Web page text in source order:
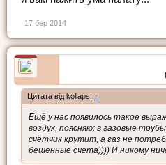
17 бер 2014
Цитата від kollaps: ↑
Ещё у нас появилось такое
воздух, поясняю: в газовые
счётчик крутит, а газ не
бешенные счета)))) И никому